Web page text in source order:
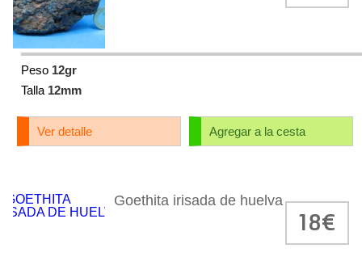
Peso 12gr
Talla 12mm
Agregar a la cesta
Ver detalle
Goethita irisada de huelva
18€